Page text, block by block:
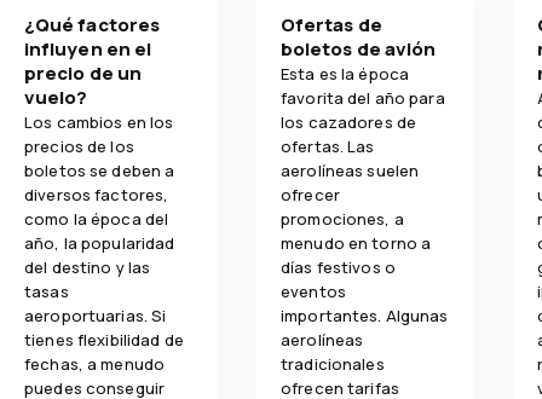
¿Qué factores
influyen en el
precio de un
vuelo?
Los cambios en los
precios de los
boletos se deben a
diversos factores,
como la época del
año, la popularidad
del destino y las
tasas
aeroportuarias. Si
tienes flexibilidad de
fechas, a menudo
puedes conseguir
Ofertas de
boletos de avión
Esta es la época
favorita del año para
los cazadores de
ofertas. Las
aerolíneas suelen
ofrecer
promociones, a
menudo en torno a
días festivos o
eventos
importantes. Algunas
aerolíneas
tradicionales
ofrecen tarifas